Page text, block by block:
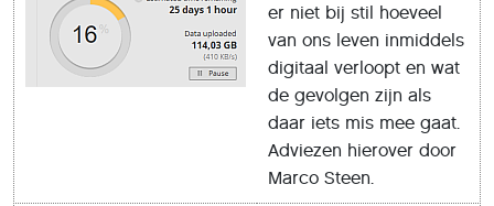
er niet bij stil hoeveel
van ons leven inmiddels
digitaal verloopt en wat
de gevolgen zijn als
daar iets mis mee gaat.
Adviezen hierover door
Marco Steen.